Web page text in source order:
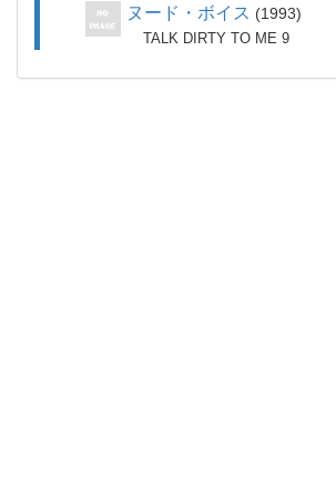
ヌード・ボイス 1993
TALK DIRTY TO ME 9